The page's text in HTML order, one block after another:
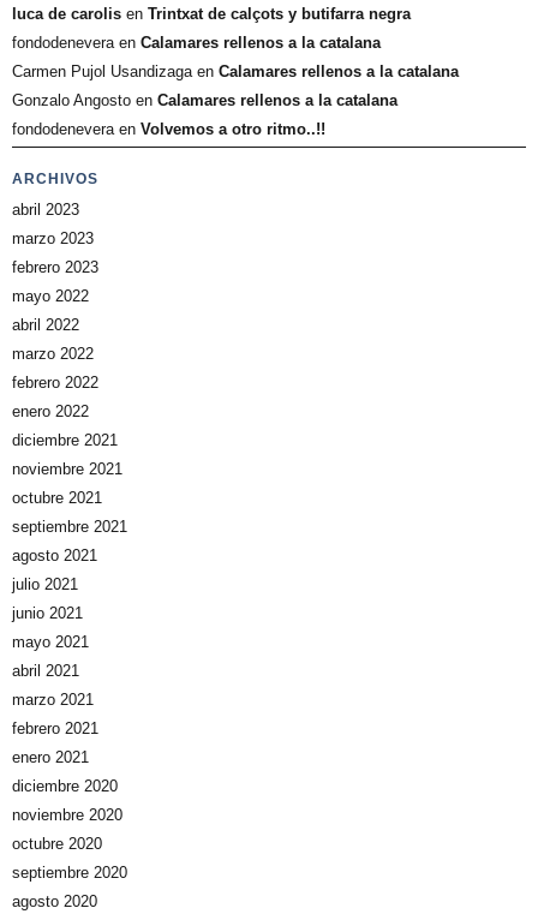
luca de carolis en Trintxat de calçots y butifarra negra
fondodeneveraen Calamares rellenos a la catalana
Carmen Pujol Usandizagaen Calamares rellenos a la catalana
Gonzalo Angosto en Calamares rellenos a la catalana
fondodeneveraen Volvemos a otro ritmo..!!
ARCHIVOS
abril 2023
marzo 2023
febrero 2023
mayo 2022
abril 2022
marzo 2022
febrero 2022
enero 2022
diciembre 2021
noviembre 2021
octubre 2021
septiembre 2021
agosto 2021
julio 2021
junio 2021
mayo 2021
abril 2021
marzo 2021
febrero 2021
enero 2021
diciembre 2020
noviembre 2020
octubre 2020
septiembre 2020
agosto 2020